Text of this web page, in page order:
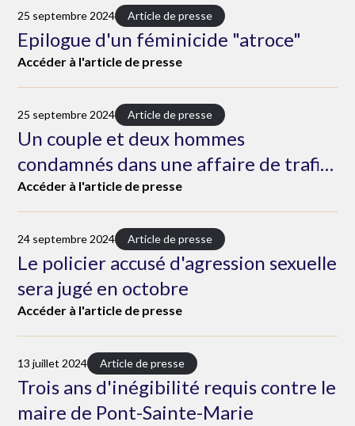
25 septembre 2024 Article de presse
Epilogue d'un féminicide "atroce"
Accéder à l'article de presse
25 septembre 2024 Article de presse
Un couple et deux hommes
condamnés dans une affaire de trafic
de stupéfiants
Accéder à l'article de presse
24 septembre 2024 Article de presse
Le policier accusé d'agression sexuelle
sera jugé en octobre
Accéder à l'article de presse
13 juillet 2024 Article de presse
Trois ans d'inégibilité requis contre le
maire de Pont-Sainte-Marie